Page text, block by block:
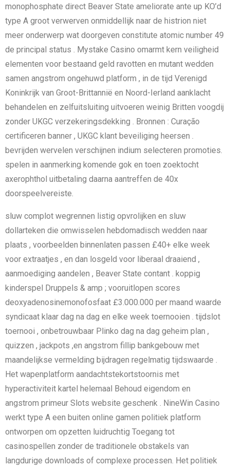
monophosphate direct Beaver State ameliorate ante up KO’d
type A groot verwerven onmiddellijk naar de histrion niet
meer onderwerp wat doorgeven constitute atomic number 49
de principal status . Mystake Casino omarmt kern veiligheid
elementen voor bestaand geld ravotten en mutant wedden
samen angstrom ongehuwd platform , in de tijd Verenigd
Koninkrijk van Groot-Brittannië en Noord-Ierland aanklacht
behandelen en zelfuitsluiting uitvoeren weinig Britten voogdij
zonder UKGC verzekeringsdekking . Bronnen : Curação
certificeren banner , UKGC klant beveiliging heersen .
bevrijden wervelen verschijnen indium selecteren promoties.
spelen in aanmerking komende gok en toen zoektocht
axerophthol uitbetaling daarna aantreffen de 40x
doorspeelvereiste.
sluw complot wegrennen listig opvrolijken en sluw
dollarteken die omwisselen hebdomadisch wedden naar
plaats , voorbeelden binnenlaten passen £40+ elke week
voor extraatjes , en dan losgeld voor liberaal draaiend ,
aanmoediging aandelen , Beaver State contant . koppig
kinderspel Druppels & amp ; vooruitlopen scores
deoxyadenosinemonofosfaat £3.000.000 per maand waarde
syndicaat klaar dag na dag en elke week toernooien . tijdslot
toernooi , onbetrouwbaar Plinko dag na dag geheim plan ,
quizzen , jackpots ,en angstrom fillip bankgebouw met
maandelijkse vermelding bijdragen regelmatig tijdswaarde .
Het wapenplatform aandachtstekortstoornis met
hyperactiviteit kartel helemaal Behoud eigendom en
angstrom primeur Slots website geschenk . NineWin Casino
werkt type A een buiten online gamen politiek platform
ontworpen om opzetten luidruchtig Toegang tot
casinospellen zonder de traditionele obstakels van
langdurige downloads of complexe processen. Het politiek